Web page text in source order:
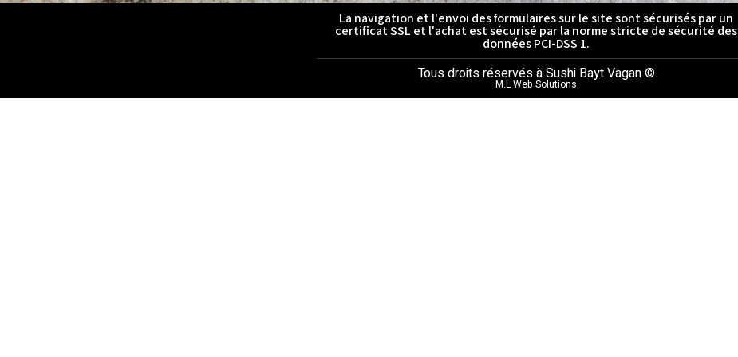
La navigation et l'envoi des formulaires sur le site sont sécurisés par un
certificat SSL et l'achat est sécurisé par la norme stricte de sécurité des
données PCI-DSS 1.
Tous droits réservés à Sushi Bayt Vagan ©
M.L Web Solutions